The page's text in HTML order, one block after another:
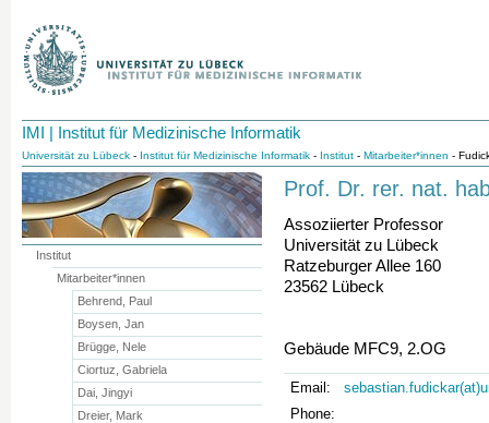
IMI | Institut für Medizinische Informatik
Universität zu Lübeck - Institut für Medizinische Informatik - Institut - Mitarbeiter*innen -
Prof. Dr. rer. nat.
Assoziierter Professor
Universität zu Lübeck
Ratzeburger Allee 160
23562 Lübeck
Gebäude MFC9, 2.OG
Email:
Phone:
Institut
Mitarbeiter*innen
Behrend, Paul
Boysen, Jan
Brügge, Nele
Ciortuz, Gabriela
Dai, Jingyi
Dreier, Mark